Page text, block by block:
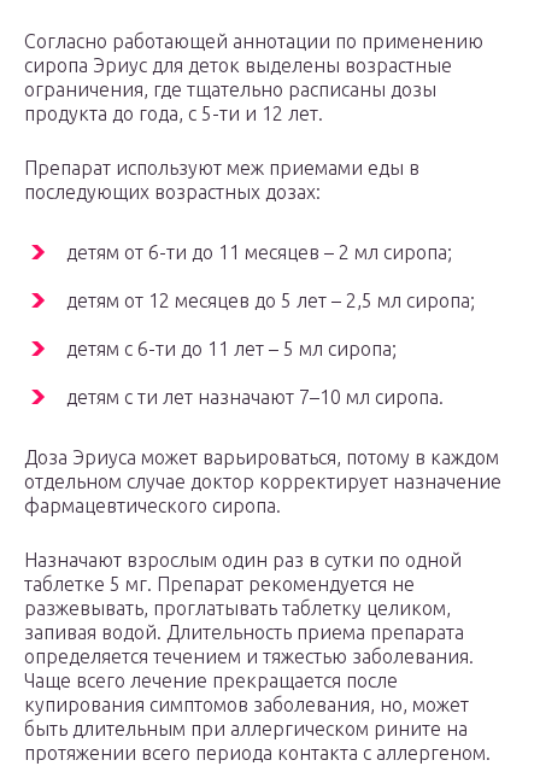
Согласно работающей аннотации по применению
сиропа Эриус для деток выделены возрастные
ограничения, где тщательно расписаны дозы
продукта до года, с 5-ти и 12 лет.
Препарат используют меж приемами еды в
последующих возрастных дозах:
детям от 6-ти до 11 месяцев – 2 мл сиропа;
детям от 12 месяцев до 5 лет – 2,5 мл сиропа;
детям с 6-ти до 11 лет – 5 мл сиропа;
детям с ти лет назначают 7–10 мл сиропа.
Доза Эриуса может варьироваться, потому в каждом
отдельном случае доктор корректирует назначение
фармацевтического сиропа.
Назначают взрослым один раз в сутки по одной
таблетке 5 мг. Препарат рекомендуется не
разжевывать, проглатывать таблетку целиком,
запивая водой. Длительность приема препарата
определяется течением и тяжестью заболевания.
Чаще всего лечение прекращается после
купирования симптомов заболевания, но, может
быть длительным при аллергическом рините на
протяжении всего периода контакта с аллергеном.